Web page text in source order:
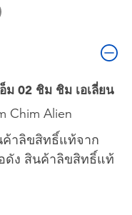
ม 02 ชิม ชิม เอเลี่ยน
Chim Alien
ค้าลิขสิทธิ์แท้จาก
ดัง สินค้าลิขสิทธิ์แท้